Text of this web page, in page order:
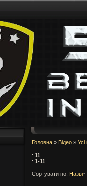
Головна » Відео »
: 11
: 1-11
Сортувати по: Назві↑